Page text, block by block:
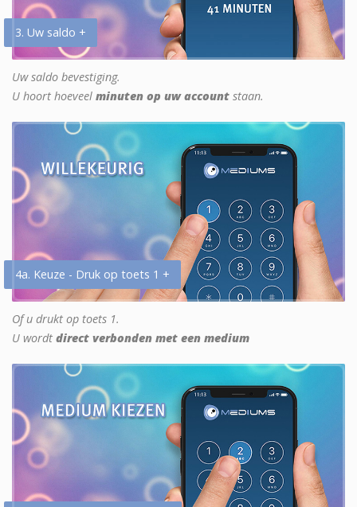
3. Uw saldo +
Uw saldo bevestiging.
U hoort hoeveel minuten op uw account staan.
4a. Keuze - Druk op toets 1 +
Of u drukt op toets 1.
U wordt direct verbonden met een medium